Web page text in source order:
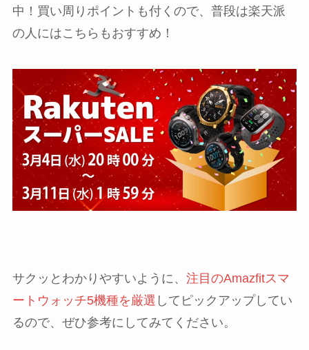
中！買い周りポイントも付くので、普段は楽天派
の人にはこちらもおすすめ！
サクッとわかりやすいように、 注目のAmazfitスマ
ートウォッチ5機種を厳選 してピックアップしてい
るので、ぜひ参考にしてみてください。